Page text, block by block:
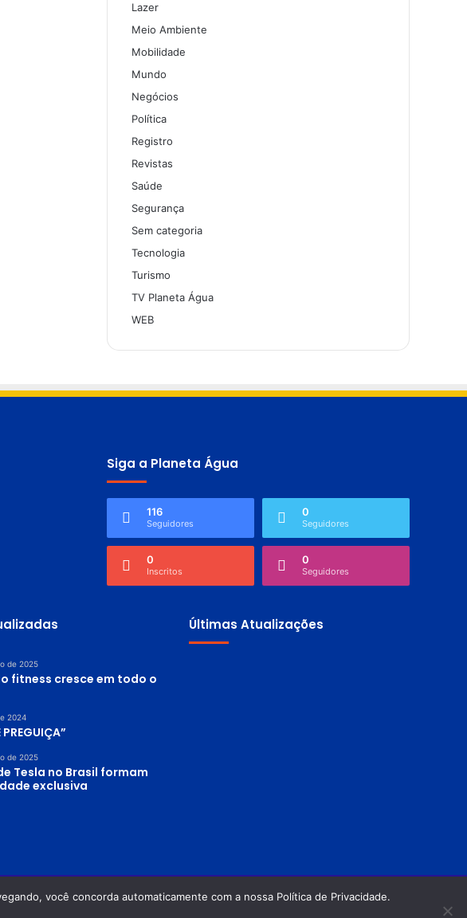
Lazer
Meio Ambiente
Mobilidade
Mundo
Negócios
Política
Registro
Revistas
Saúde
Segurança
Sem categoria
Tecnologia
Turismo
TV Planeta Água
WEB
Siga a Planeta Água
116
Seguidores
0
Seguidores
0
Inscritos
0
Seguidores
de 2025
fitness cresce em todo o
2024
de 2025
Tesla no Brasil formam
exclusiva
Últimas Atualizações
- OAB-GO: 12.754 Política de privacidade
Termos de Uso
você concorda automaticamente com a nossa Política de Privacidade.